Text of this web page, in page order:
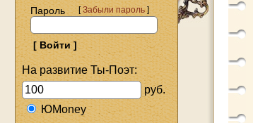
Пароль [Забыли пароль]
На развитие Ты-Поэт:
руб.
ЮMoney